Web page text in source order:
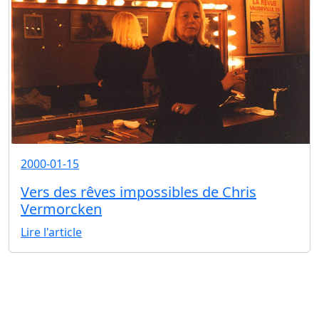
2000-01-15
Vers des rêves impossibles de Chris
Vermorcken
Lire l'article